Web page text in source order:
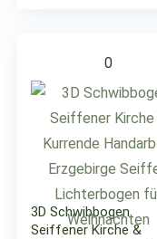
0
3D Schwibbogen
Seiffener Kirche &